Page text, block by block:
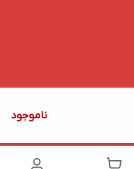
ناموجود